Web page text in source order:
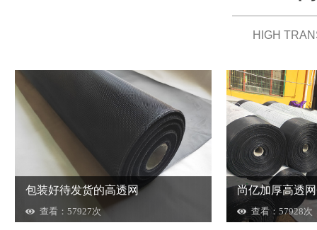
HIGH
包装好待发货的高透网
查看：57927次
尚亿加厚高透
查看：57928次